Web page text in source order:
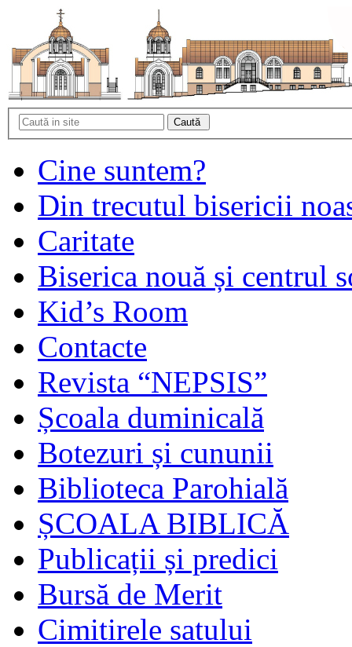
Cine suntem?
Din trecutul bisericii
Caritate
Biserica nouă și centrul
Kid’s Room
Contacte
Revista “NEPSIS”
Școala duminicală
Botezuri și cununii
Biblioteca Parohială
ȘCOALA BIBLICĂ
Publicații și predici
Bursă de Merit
Cimitirele satului